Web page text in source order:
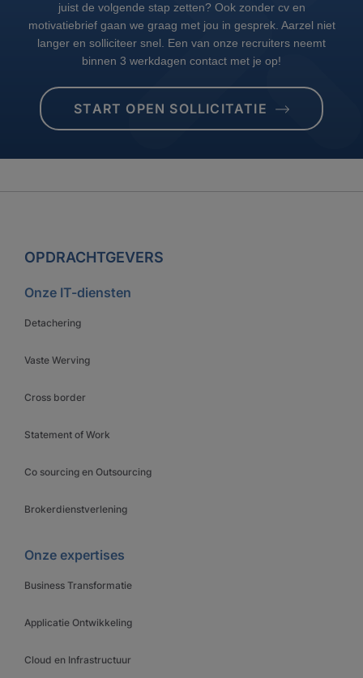
juist de volgende stap zetten? Ook zonder cv en
motivatiebrief gaan we graag met jou in gesprek. Aarzel niet
langer en solliciteer snel. Een van onze recruiters neemt
binnen 3 werkdagen contact met je op!
START OPEN SOLLICITATIE
OPDRACHTGEVERS
Onze IT-diensten
Detachering
Vaste Werving
Cross border
Statement of Work
Co sourcing en Outsourcing
Brokerdienstverlening
Onze expertises
Business Transformatie
Applicatie Ontwikkeling
Cloud en Infrastructuur